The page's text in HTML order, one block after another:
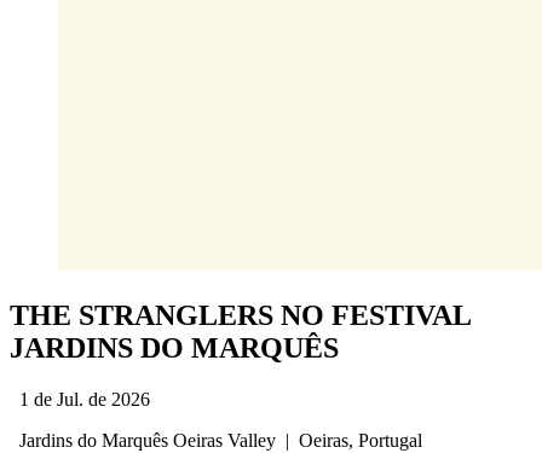
THE STRANGLERS NO FESTIVAL
JARDINS DO MARQUÊS
1 de Jul. de 2026
Jardins do Marquês Oeiras Valley | Oeiras, Portugal